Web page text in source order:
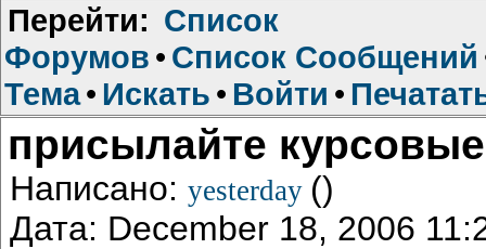
Перейти: Список
Форумов • Список Сообщений
Тема• Искать • Войти •
присылайте
Написано: yesterday ()
Дата: December 18, 2006